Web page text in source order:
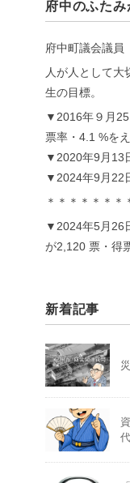
府中のふたみ
府中町議会議員
人が人として大
生の目標。
▼2016年９月
票率・4.1 %を
▼2020年9月13
▼2024年9月22
＊＊＊＊＊＊＊
▼2024年5月26
が2,120 票・得
新着記事
代